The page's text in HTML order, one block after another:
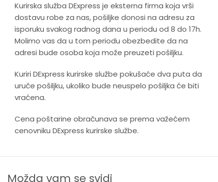
Kurirska služba DExpress je eksterna firma koja vrši
dostavu robe za nas, pošiljke donosi na adresu za
isporuku svakog radnog dana u periodu od 8 do 17h.
Molimo vas da u tom periodu obezbedite da na
adresi bude osoba koja može preuzeti pošiljku.
Kuriri DExpress kurirske službe pokušaće dva puta da
uruče pošiljku, ukoliko bude neuspelo pošiljka će biti
vraćena.
Cena poštarine obračunava se prema važećem
cenovniku DExpress kurirske službe.
Možda vam se svidi